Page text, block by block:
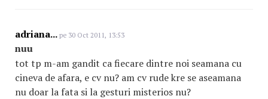
adriana... pe 30 Oct 2011, 13:53
nuu
tot tp m-am gandit ca fiecare dintre noi seamana cu
cineva de afara, e cv nu? am cv rude kre se aseamana
nu doar la fata si la gesturi misterios nu?